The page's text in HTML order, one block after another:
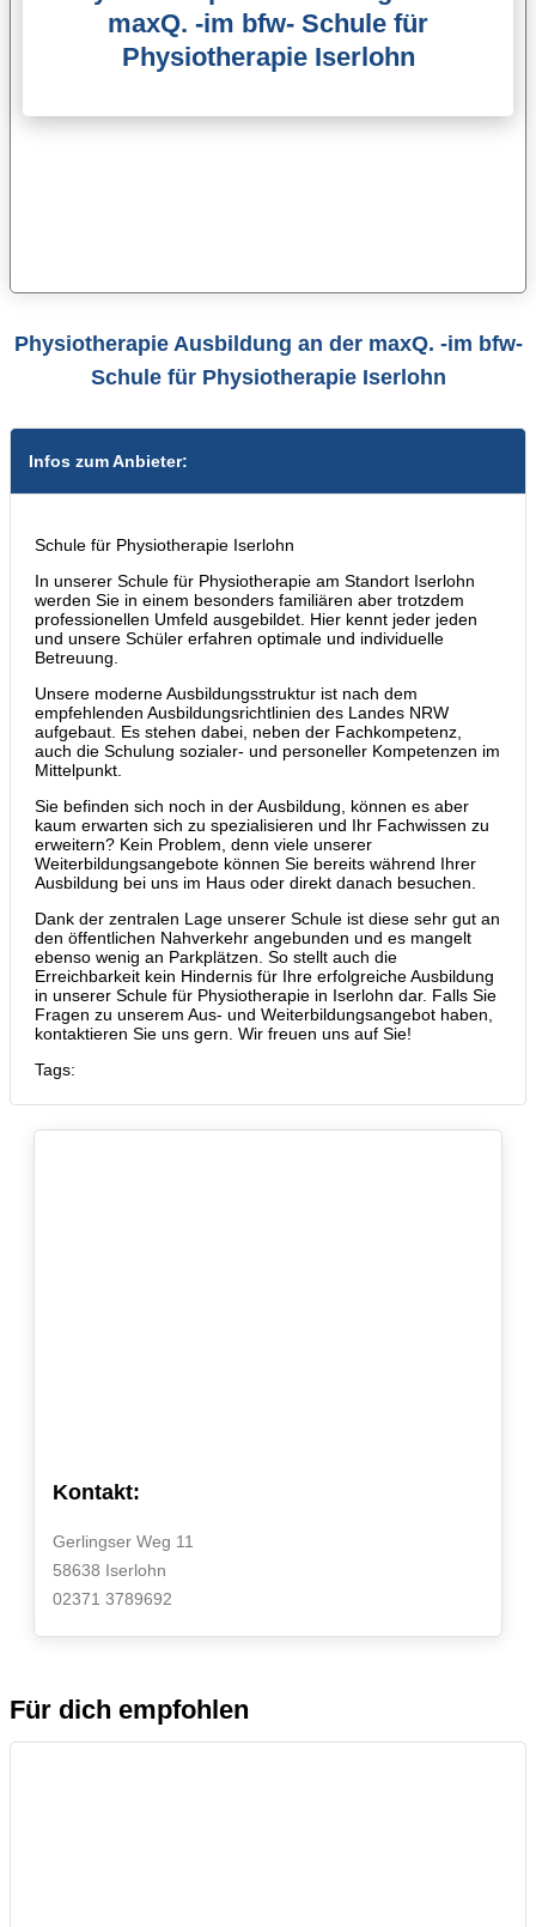
maxQ. -im bfw- Schule für
Physiotherapie Iserlohn
Physiotherapie Ausbildung an der maxQ. -im bfw-
Schule für Physiotherapie Iserlohn
Infos zum Anbieter:
Schule für Physiotherapie Iserlohn
In unserer Schule für Physiotherapie am Standort Iserlohn
werden Sie in einem besonders familiären aber trotzdem
professionellen Umfeld ausgebildet. Hier kennt jeder jeden
und unsere Schüler erfahren optimale und individuelle
Betreuung.
Unsere moderne Ausbildungsstruktur ist nach dem
empfehlenden Ausbildungsrichtlinien des Landes NRW
aufgebaut. Es stehen dabei, neben der Fachkompetenz,
auch die Schulung sozialer- und personeller Kompetenzen im
Mittelpunkt.
Sie befinden sich noch in der Ausbildung, können es aber
kaum erwarten sich zu spezialisieren und Ihr Fachwissen zu
erweitern? Kein Problem, denn viele unserer
Weiterbildungsangebote können Sie bereits während Ihrer
Ausbildung bei uns im Haus oder direkt danach besuchen.
Dank der zentralen Lage unserer Schule ist diese sehr gut an
den öffentlichen Nahverkehr angebunden und es mangelt
ebenso wenig an Parkplätzen. So stellt auch die
Erreichbarkeit kein Hindernis für Ihre erfolgreiche Ausbildung
in unserer Schule für Physiotherapie in Iserlohn dar. Falls Sie
Fragen zu unserem Aus- und Weiterbildungsangebot haben,
kontaktieren Sie uns gern. Wir freuen uns auf Sie!
Tags:
Kontakt:
Gerlingser Weg 11
58638 Iserlohn
02371 3789692
Für dich empfohlen